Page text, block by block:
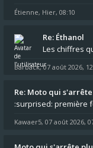
Étienne, Hier, 08:10
Re: Éthanol
Barback,07 août 2026,
Re: Moto qui
Kawaer5, 07 août 2026,